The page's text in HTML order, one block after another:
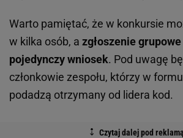
Warto pamiętać, że w konkursie
w kilka osób, a zgłoszenie
pojedynczy wniosek. Pod uwagę
członkowie zespołu, którzy w
podadzą otrzymany od lidera kod.